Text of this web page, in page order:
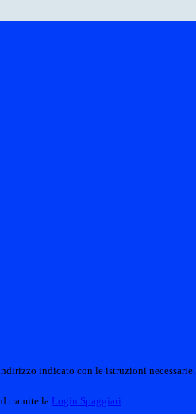
indicato con le istruzioni necessarie.
tramite la Login Spaggiari